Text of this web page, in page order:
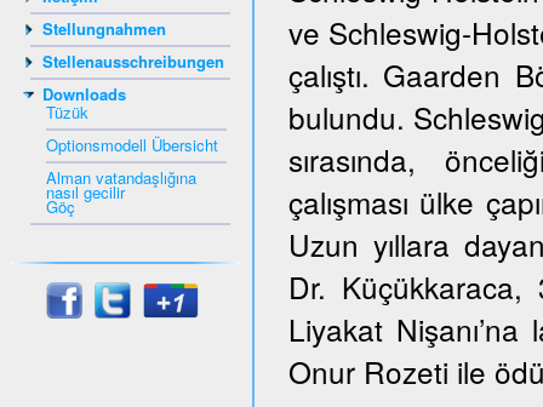
Stellungnahmen
Stellenausschreibungen
Downloads
Tüzük
Optionsmodell Übersicht
Alman vatandaşlığına
nasıl gecilir
Göç
ve Schleswig-
çalıştı. Gaarden
bulundu.
sırasında,
çalışması ülke
Uzun yıllara
Dr.
Liyakat
Onur Rozeti ile